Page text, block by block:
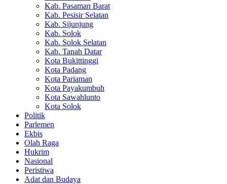
Kab. Pasaman Barat
Kab. Pesisir Selatan
Kab. Sijunjung
Kab. Solok
Kab. Solok Selatan
Kab. Tanah Datar
Kota Bukittinggi
Kota Padang
Kota Pariaman
Kota Payakumbuh
Kota Sawahlunto
Kota Solok
Politik
Parlemen
Ekbis
Olah Raga
Hukrim
Nasional
Peristiwa
Adat dan Budaya